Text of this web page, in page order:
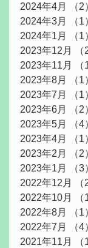
2024年4月
（2
2024年3月
（1
2024年1月
（1
2023年12月
（
2023年11月
（
2023年8月
（1
2023年7月
（1
2023年6月
（2
2023年5月
（4
2023年4月
（1
2023年2月
（2
2023年1月
（3
2022年12月
（
2022年10月
（
2022年8月
（1
2022年7月
（4
2021年11月
（